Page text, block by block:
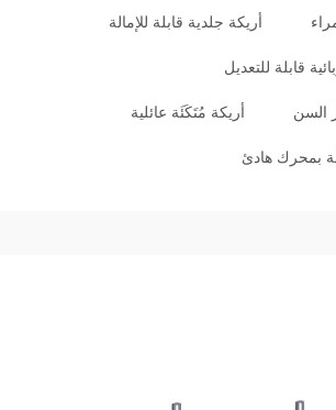
أريكة جلدية قابلة للإمالة
قابلة للتعديل
السن أريكة مُتَكَئَة عائلية
بمحرك هادئ